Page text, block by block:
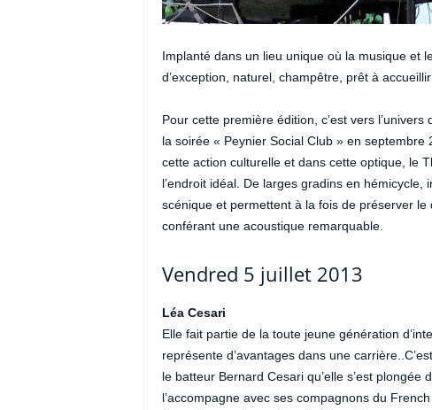
Implanté dans un lieu unique où la musique et
d’exception, naturel, champêtre, prêt à
Pour cette première édition, c’est vers
la soirée « Peynier Social Club » en
cette action culturelle et dans cette optique, le
l’endroit idéal. De larges gradins en hémicycle,
scénique et permettent à la fois de préserver
conférant une acoustique remarquable.
Vendred 5 juillet 2013
Léa Cesari
Elle fait partie de la toute jeune génération
représente d’avantages dans une
le batteur Bernard Cesari qu’elle s’est plongée
l’accompagne avec ses compagnons du